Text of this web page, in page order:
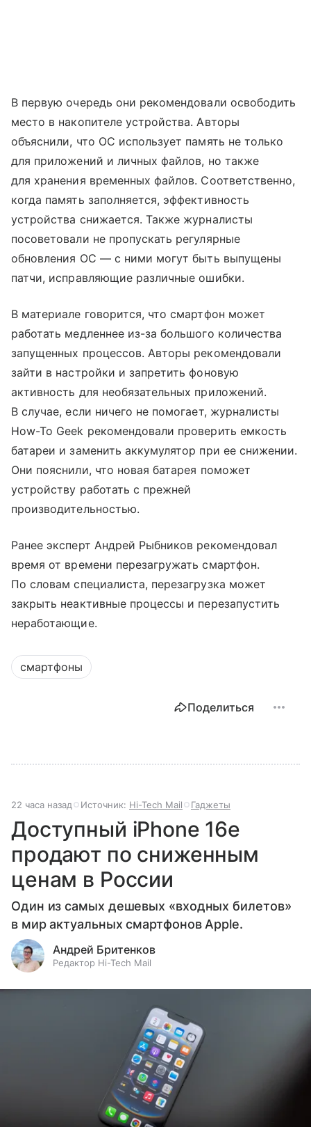
В первую очередь они рекомендовали освободить
место в накопителе устройства. Авторы
объяснили, что ОС использует память не только
для приложений и личных файлов, но также
для хранения временных файлов. Соответственно,
когда память заполняется, эффективность
устройства снижается. Также журналисты
посоветовали не пропускать регулярные
обновления ОС — с ними могут быть выпущены
патчи, исправляющие различные ошибки.
В материале говорится, что смартфон может
работать медленнее из-за большого количества
запущенных процессов. Авторы рекомендовали
зайти в настройки и запретить фоновую
активность для необязательных приложений.
В случае, если ничего не помогает, журналисты
How-To Geek рекомендовали проверить емкость
батареи и заменить аккумулятор при ее снижении.
Они пояснили, что новая батарея поможет
устройству работать с прежней
производительностью.
Ранее эксперт Андрей Рыбников рекомендовал
время от времени перезагружать смартфон.
По словам специалиста, перезагрузка может
закрыть неактивные процессы и перезапустить
неработающие.
смартфоны
Поделиться
22 часа назад Источник: Hi-Tech Mail Гаджеты
Доступный iPhone 16e
продают по сниженным
ценам в России
Один из самых дешевых «входных билетов»
в мир актуальных смартфонов Apple.
Андрей Бритенков
Редактор Hi-Tech Mail